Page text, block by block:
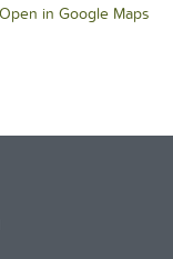
Open in Google Maps